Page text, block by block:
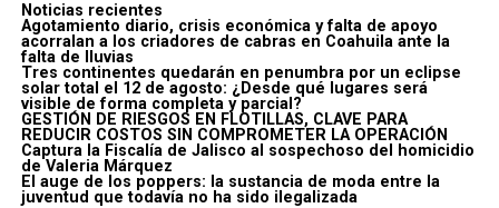
Noticias recientes
Agotamiento diario, crisis económica y falta de apoyo
acorralan a los criadores de cabras en Coahuila ante la
falta de lluvias
Tres continentes quedarán en penumbra por un eclipse
solar total el 12 de agosto: ¿Desde qué lugares será
visible de forma completa y parcial?
GESTIÓN DE RIESGOS EN FLOTILLAS, CLAVE PARA
REDUCIR COSTOS SIN COMPROMETER LA OPERACIÓN
Captura la Fiscalía de Jalisco al sospechoso del homicidio
de Valeria Márquez
El auge de los poppers: la sustancia de moda entre la
juventud que todavía no ha sido ilegalizada